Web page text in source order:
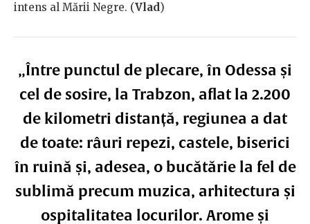
intens al Mării Negre. (Vlad)
„Între punctul de plecare, în Odessa și
cel de sosire, la Trabzon, aflat la 2.200
de kilometri distanță, regiunea a dat
de toate: râuri repezi, castele, biserici
în ruină și, adesea, o bucătărie la fel de
sublimă precum muzica, arhitectura și
ospitalitatea locurilor. Arome și